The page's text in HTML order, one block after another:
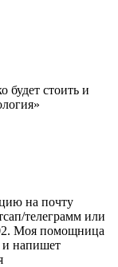
будет стоить и
на почту
телеграмм или
Моя помощница
и напишет